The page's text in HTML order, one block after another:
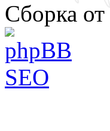
Сборка от